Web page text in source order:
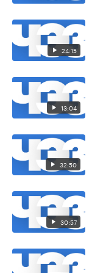
24:15
13:04
32:50
30:57